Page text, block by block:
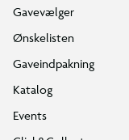
Gavevælger
Ønskelisten
Gaveindpakning
Katalog
Events